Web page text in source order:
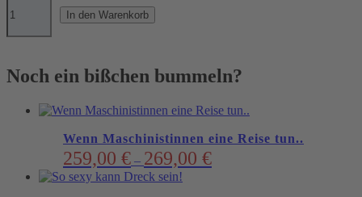
großartige
Menge
In den Warenkorb
Noch ein bißchen bummeln?
Wenn Maschinistinnen eine Reise tun..
259,00 € – 269,00 €